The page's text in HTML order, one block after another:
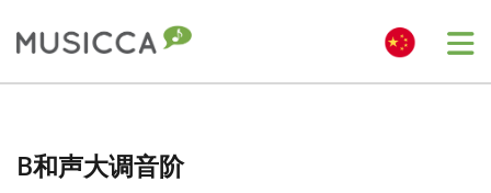
Български
B和声大调音阶